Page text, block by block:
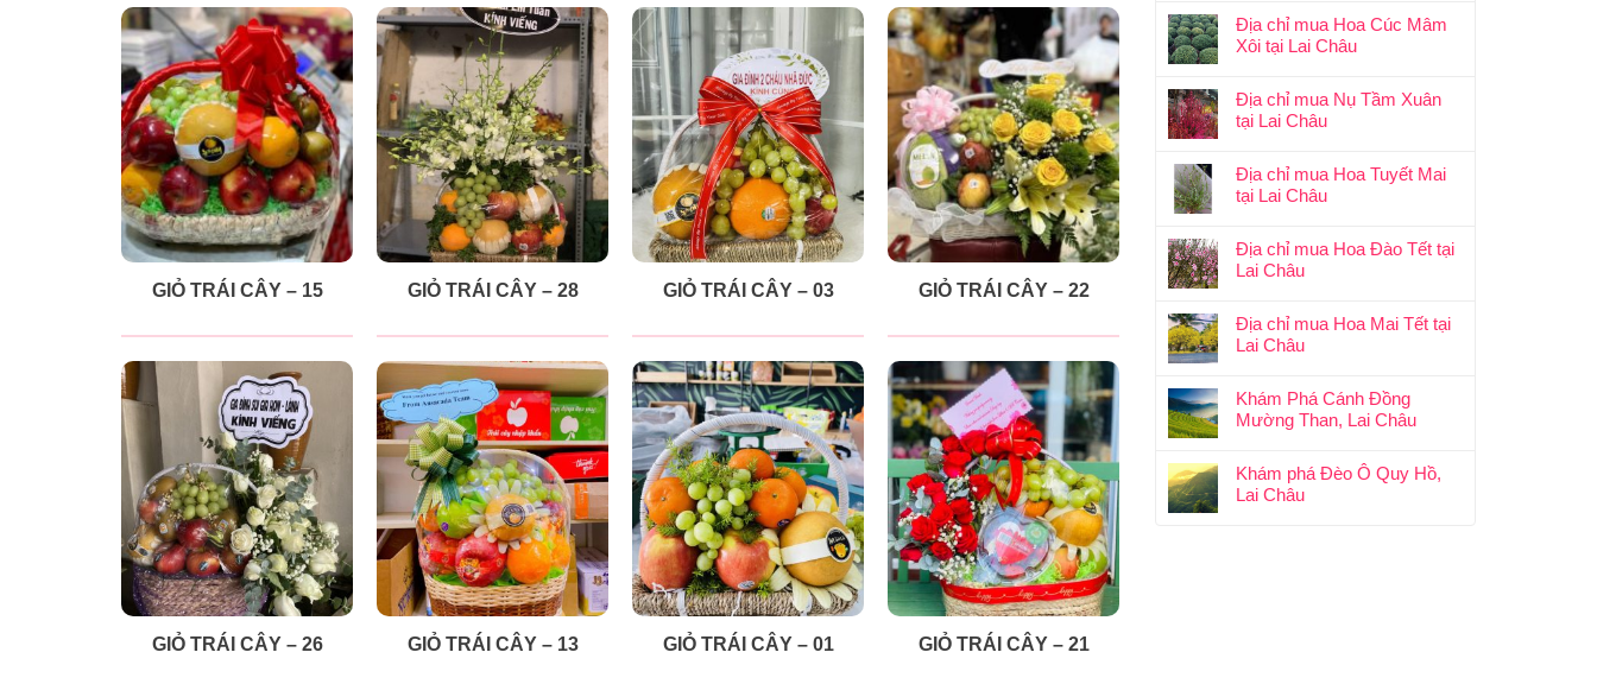
Địa chỉ mua Hoa Cúc Mâm
Xôi tại Lai Châu
Địa chỉ mua Nụ Tầm Xuân
tại Lai Châu
Địa chỉ mua Hoa Tuyết Mai
tại Lai Châu
Địa chỉ mua Hoa Đào Tết tại
Lai Châu
Địa chỉ mua Hoa Mai Tết tại
Lai Châu
Khám Phá Cánh Đồng
Mường Than, Lai Châu
Khám phá Đèo Ô Quy Hồ,
Lai Châu
GIỎ TRÁI CÂY – 15 GIỎ TRÁI CÂY – 28 GIỎ TRÁI CÂY – 03 GIỎ TRÁI CÂY – 22
GIỎ TRÁI CÂY – 26 GIỎ TRÁI CÂY – 13 GIỎ TRÁI CÂY – 01 GIỎ TRÁI CÂY – 21